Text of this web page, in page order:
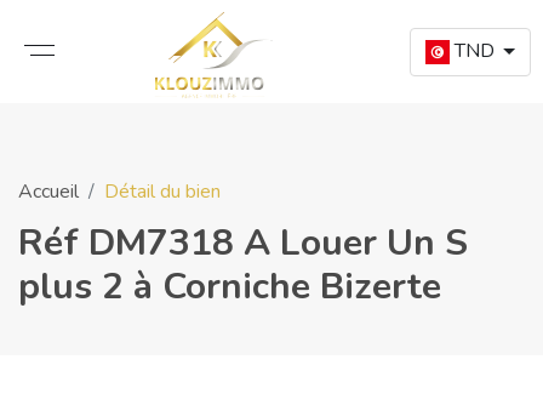
TND
Accueil Détail du bien
Réf DM7318 A Louer Un S
plus 2 à Corniche Bizerte